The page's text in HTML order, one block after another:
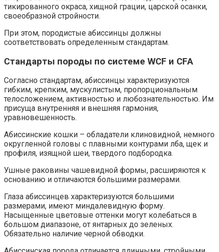
тикированного окраса, хищной грации, царской осанки,
своеобразной стройности.
При этом, породистые абиссинцы должны
соответствовать определенным стандартам.
Стандарты породы по системе WСF и CFА
Согласно стандартам, абиссинцы характеризуются
гибким, крепким, мускулистым, пропорциональным
телосложением, активностью и любознательностью. Им
присуща внутренняя и внешняя гармония,
уравновешенность.
Абиссинские кошки – обладатели клиновидной, немного
округленной головы с плавными контурами лба, щек и
профиля, изящной шеи, твердого подбородка.
Ушные раковины чашевидной формы, расширяются к
основанию и отличаются большими размерами.
Глаза абиссинцев характеризуются большими
размерами, имеют миндалевидную форму.
Насыщенные цветовые оттенки могут колебаться в
большом диапазоне, от янтарных до зеленых.
Обязательно наличие черной обводки.